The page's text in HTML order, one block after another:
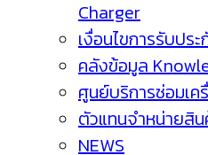
Charger
เงื่อนไขการรับประ
คลังข้อมูล
ศูนย์บริการซ่อมเค
ตัวแทนจำหน่ายสิน
NEWS